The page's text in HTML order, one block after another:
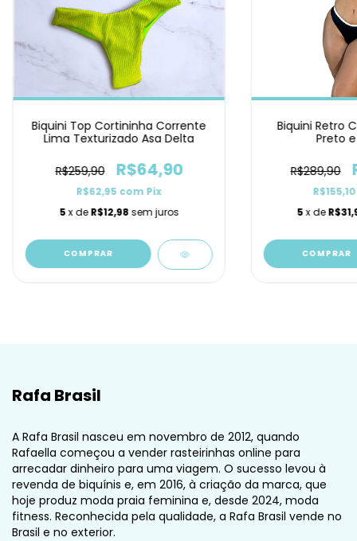
Biquini Top Cortininha Corrente
Lima Texturizado Asa Delta
R$259,90 R$64,90
R$62,95 com Pix
5x deR$12,98 sem juros
COMPRAR
Biquini Retro
Preto
R$289,90
5 x de
COMPRAR
Rafa Brasil
A Rafa Brasil nasceu em novembro de 2012, quando
Rafaella começou a vender rasteirinhas online para
arrecadar dinheiro para uma viagem. O sucesso levou à
revenda de biquínis e, em 2016, à criação da marca, que
hoje produz moda praia feminina e, desde 2024, moda
fitness. Reconhecida pela qualidade, a Rafa Brasil vende no
Brasil e no exterior.